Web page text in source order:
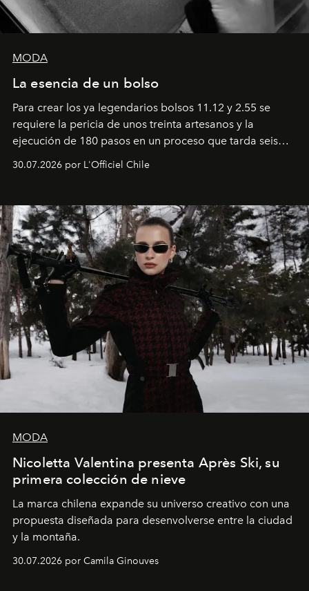
MODA
La esencia de un bolso
Para crear los ya legendarios bolsos 11.12 y 2.55 se
requiere la pericia de unos treinta artesanos y la
ejecución de 180 pasos en un proceso que tarda seis
semanas. Los expertos ponen en práctica una técnica
que se enseña solamente en la escuela de formación de
30.07.2026 por L'Officiel Chile
MODA
Nicoletta Valentina presenta Après Ski, su
primera colección de nieve
La marca chilena expande su universo creativo con una
propuesta diseñada para desenvolverse entre la ciudad
y la montaña.
30.07.2026 por Camila Ginouves